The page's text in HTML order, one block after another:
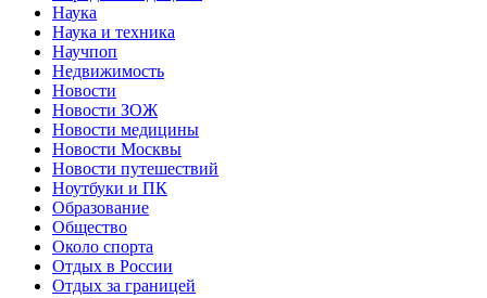
Наука
Наука и техника
Научпоп
Недвижимость
Новости
Новости ЗОЖ
Новости медицины
Новости Москвы
Новости путешествий
Ноутбуки и ПК
Образование
Общество
Около спорта
Отдых в России
Отдых за границей